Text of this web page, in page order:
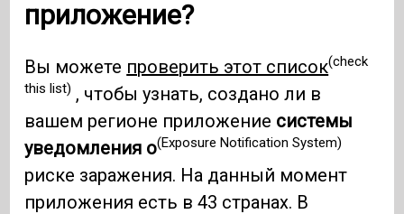
приложение?
Вы можете проверить этот список(check
this list) , чтобы узнать, создано ли в
вашем регионе приложение системы
уведомления о(Exposure Notification System)
риске заражения. На данный момент
приложения есть в 43 странах. В